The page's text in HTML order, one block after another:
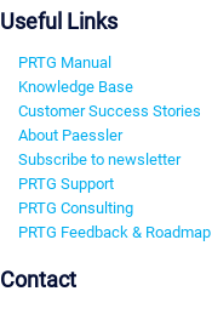
Useful Links
PRTG Manual
Knowledge Base
Customer Success Stories
About Paessler
Subscribe to newsletter
PRTG Support
PRTG Consulting
PRTG Feedback & Roadmap
Contact